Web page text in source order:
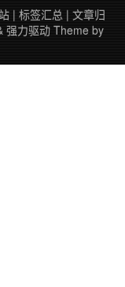
| 标签汇总 | 文章归
强力驱动 Theme by